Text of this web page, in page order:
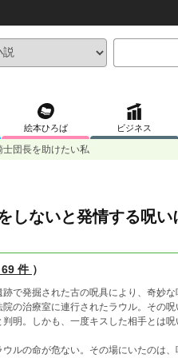
絵本ひろば ビジネス
士団長を助けたい私
しないと発情する呪
69 件 ）
で発掘された古の呪具により、奇妙
の治療室に連行されたラウル。その呪
明。しかも、一度キスした相手とは
ルの命が危ない。その場にいたのは